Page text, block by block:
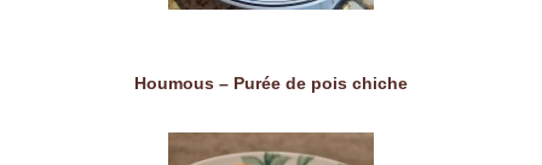
Houmous – Purée de pois chiche